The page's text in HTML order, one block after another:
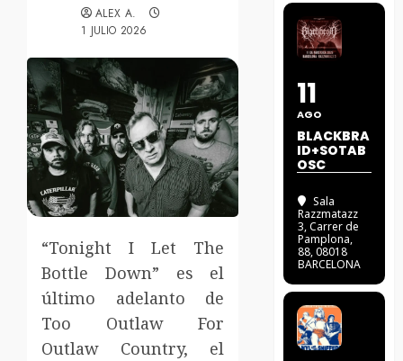
ALEX A.
1 JULIO 2026
“Tonight I Let The
Bottle Down” es el
último adelanto de
Too Outlaw For
Outlaw Country, el
11
AGO
BLACKBRA
ID+SOTAB
OSC
Sala
Razzmatazz
3, Carrer de
Pamplona,
88, 08018
BARCELONA